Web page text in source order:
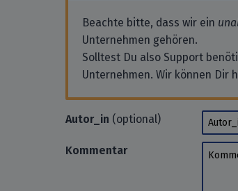
Beachte bitte, dass wir ein
Unternehmen gehören.
Solltest Du also Support
Unternehmen. Wir können Dir
Autor_in (optional)
Kommentar